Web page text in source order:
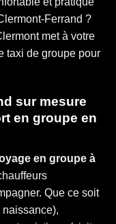
Ferrand ?
met à votre
taxi de groupe pour
sur mesure
en groupe en
en groupe à
Que ce soit